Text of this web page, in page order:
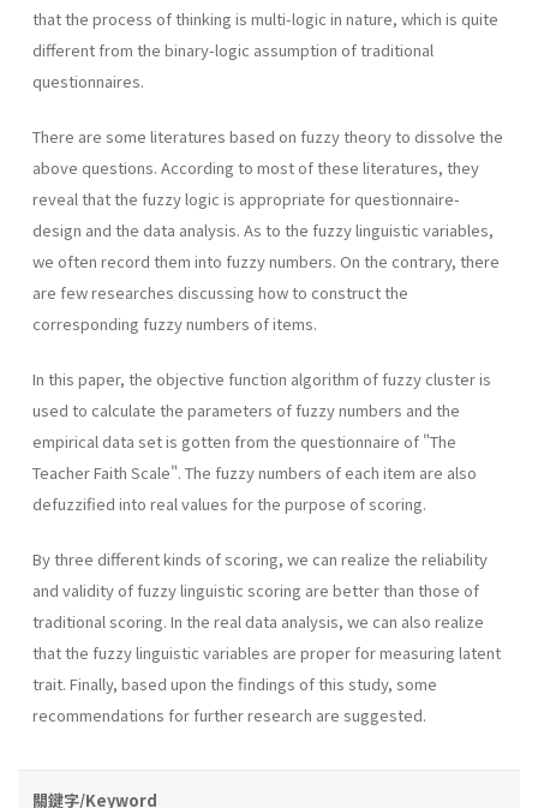
that the process of thinking is multi-logic in nature, which is quite
different from the binary-logic assumption of traditional
questionnaires.
There are some literatures based on fuzzy theory to dissolve the
above questions. According to most of these literatures, they
reveal that the fuzzy logic is appropriate for questionnaire-
design and the data analysis. As to the fuzzy linguistic variables,
we often record them into fuzzy numbers. On the contrary, there
are few researches discussing how to construct the
corresponding fuzzy numbers of items.
In this paper, the objective function algorithm of fuzzy cluster is
used to calculate the parameters of fuzzy numbers and the
empirical data set is gotten from the questionnaire of "The
Teacher Faith Scale". The fuzzy numbers of each item are also
defuzzified into real values for the purpose of scoring.
By three different kinds of scoring, we can realize the reliability
and validity of fuzzy linguistic scoring are better than those of
traditional scoring. In the real data analysis, we can also realize
that the fuzzy linguistic variables are proper for measuring latent
trait. Finally, based upon the findings of this study, some
recommendations for further research are suggested.
關鍵字/Keyword